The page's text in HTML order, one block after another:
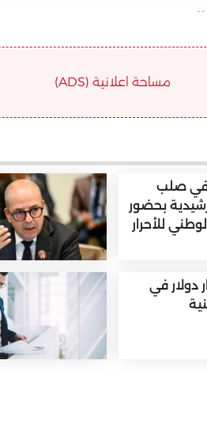
.
مساحة اعلانية (ADS)
في صلب
بحضور
للأحرار
125 مليار دولار في